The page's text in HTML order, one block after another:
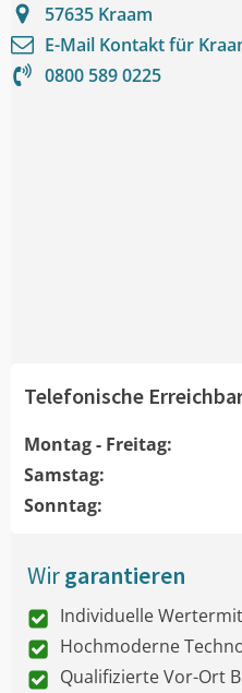
57635 Kraam
E-Mail Kontakt für
0800 589 0225
Telefonische
Montag - Freitag:
Samstag:
Sonntag:
Wirgarantieren
Individuelle
Hochmoderne
Qualifizierte Vor-Ort